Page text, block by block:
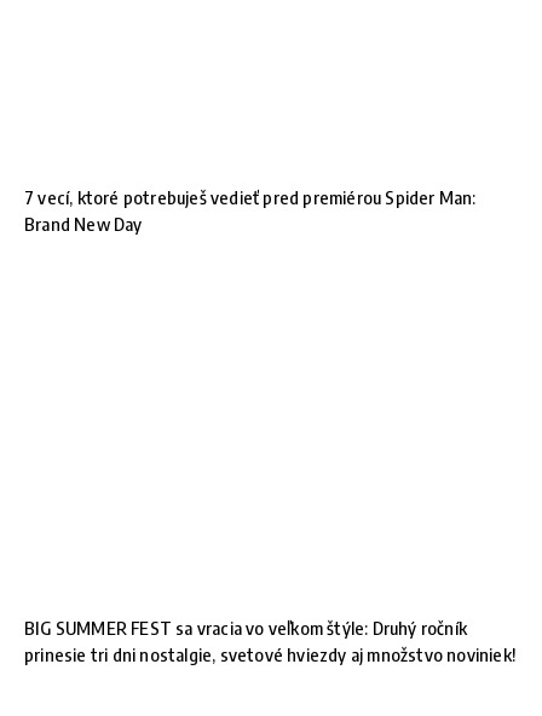
7 vecí, ktoré potrebuješ vedieť pred premiérou Spider Man:
Brand New Day
BIG SUMMER FEST sa vracia vo veľkom štýle: Druhý ročník
prinesie tri dni nostalgie, svetové hviezdy aj množstvo noviniek!